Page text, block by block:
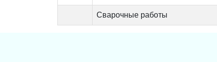
Сварочные работы